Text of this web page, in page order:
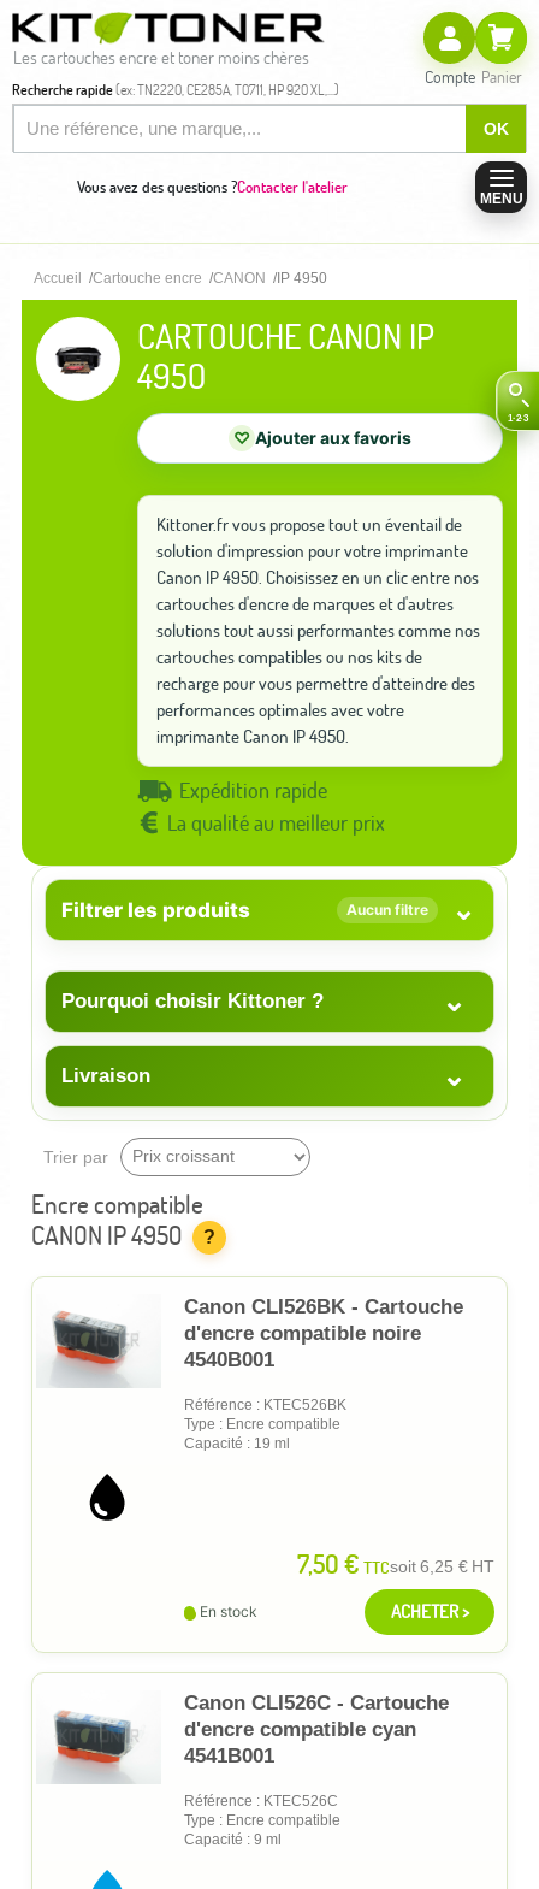
Les cartouches encre et toner moins chères
Recherche rapide(ex: TN2220, CE285A, T0711, HP 920 XL,...)
OK
Compte Panier
Vous avez des questions ?Contacter l'atelier
MENU
Accueil Cartouche encre CANON IP 4950
CARTOUCHE CANON IP
4950
♡ Ajouter aux favoris
Kittoner.fr vous propose tout un éventail de
solution d'impression pour votre imprimante
Canon IP 4950. Choisissez en un clic entre nos
cartouches d'encre de marques et d'autres
solutions tout aussi performantes comme nos
cartouches compatibles ou nos kits de
recharge pour vous permettre d'atteindre des
performances optimales avec votre
imprimante Canon IP 4950.
Expédition rapide
La qualité au meilleur prix
Filtrer les produits Aucun filtre ⌄
Pourquoi choisir Kittoner ? ⌄
Livraison ⌄
Trier par
Encre compatible
CANON IP 4950
?
Canon CLI526BK - Cartouche
d'encre compatible noire
4540B001
Référence : KTEC526BK
Type : Encre compatible
Capacité : 19 ml
7,50 € TTCsoit6,25 € HT
En stock ACHETER >
Canon CLI526C - Cartouche
d'encre compatible cyan
4541B001
Référence : KTEC526C
Type : Encre compatible
Capacité : 9 ml